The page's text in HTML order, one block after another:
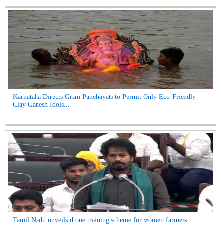
Karnataka Directs Gram Panchayats to Permit Only Eco-Friendly
Clay Ganesh Idols...
Tamil Nadu unveils drone training scheme for women farmers...